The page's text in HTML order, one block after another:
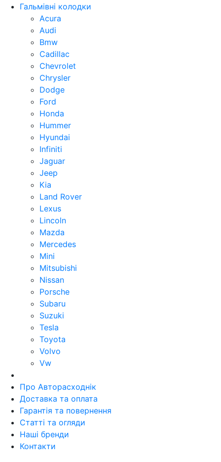
Гальмівні колодки
Acura
Audi
Bmw
Cadillac
Chevrolet
Chrysler
Dodge
Ford
Honda
Hummer
Hyundai
Infiniti
Jaguar
Jeep
Kia
Land Rover
Lexus
Lincoln
Mazda
Mercedes
Mini
Mitsubishi
Nissan
Porsche
Subaru
Suzuki
Tesla
Toyota
Volvo
Vw
Про Авторасходнік
Доставка та оплата
Гарантія та повернення
Статті та огляди
Наші бренди
Контакти